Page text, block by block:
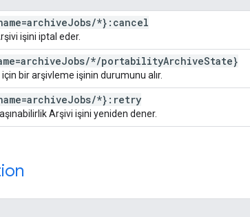
Jobs/*}:cancel
işini iptal eder.
Jobs/*/portabilityArchiveState}
bir arşivleme işinin durumunu alır.
Jobs/*}:retry
Arşivi işini yeniden dener.